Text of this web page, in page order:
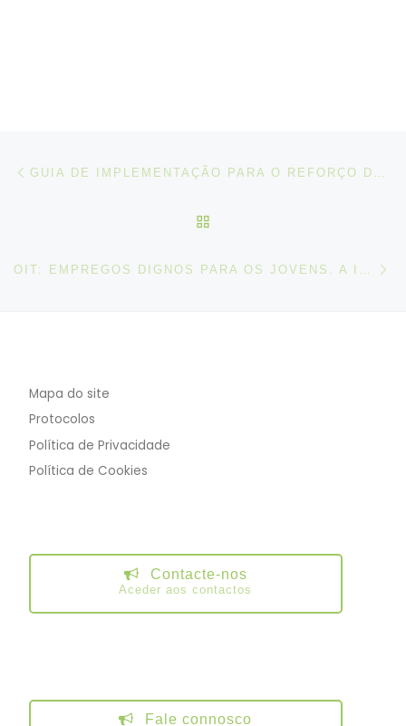
Post navigation
Mapa do site
Protocolos
Política de Privacidade
Política de Cookies
Contacte-nos
Aceder aos contactos
Fale connosco